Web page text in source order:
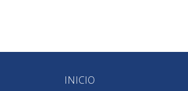
INICIO